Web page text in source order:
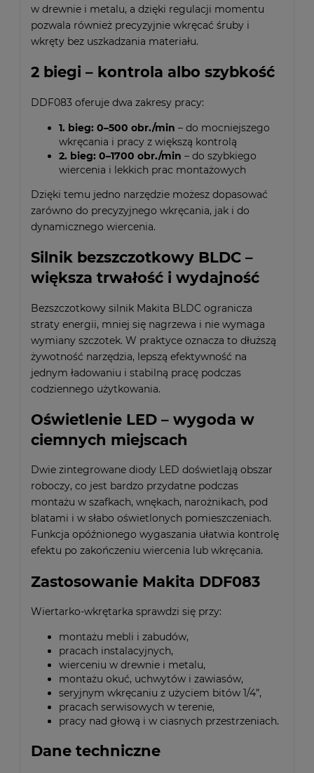
w drewnie i metalu, a dzięki regulacji momentu
pozwala również precyzyjnie wkręcać śruby i
wkręty bez uszkadzania materiału.
2 biegi – kontrola albo szybkość
DDF083 oferuje dwa zakresy pracy:
1. bieg: 0–500 obr./min – do mocniejszego
wkręcania i pracy z większą kontrolą
2. bieg: 0–1700 obr./min – do szybkiego
wiercenia i lekkich prac montażowych
Dzięki temu jedno narzędzie możesz dopasować
zarówno do precyzyjnego wkręcania, jak i do
dynamicznego wiercenia.
Silnik bezszczotkowy BLDC –
większa trwałość i wydajność
Bezszczotkowy silnik Makita BLDC ogranicza
straty energii, mniej się nagrzewa i nie wymaga
wymiany szczotek. W praktyce oznacza to dłuższą
żywotność narzędzia, lepszą efektywność na
jednym ładowaniu i stabilną pracę podczas
codziennego użytkowania.
Oświetlenie LED – wygoda w
ciemnych miejscach
Dwie zintegrowane diody LED doświetlają obszar
roboczy, co jest bardzo przydatne podczas
montażu w szafkach, wnękach, narożnikach, pod
blatami i w słabo oświetlonych pomieszczeniach.
Funkcja opóźnionego wygaszania ułatwia kontrolę
efektu po zakończeniu wiercenia lub wkręcania.
Zastosowanie Makita DDF083
Wiertarko-wkrętarka sprawdzi się przy:
montażu mebli i zabudów,
pracach instalacyjnych,
wierceniu w drewnie i metalu,
montażu okuć, uchwytów i zawiasów,
seryjnym wkręcaniu z użyciem bitów 1/4”,
pracach serwisowych w terenie,
pracy nad głową i w ciasnych przestrzeniach.
Dane techniczne